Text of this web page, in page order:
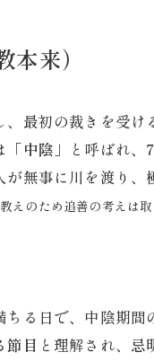
来）
、最初の裁きを受け
「中陰」 と呼ばれ、
が無事に川を渡り、
えのため追善の考えは取
ちる日で、中陰期間
節目 と理解され、 忌